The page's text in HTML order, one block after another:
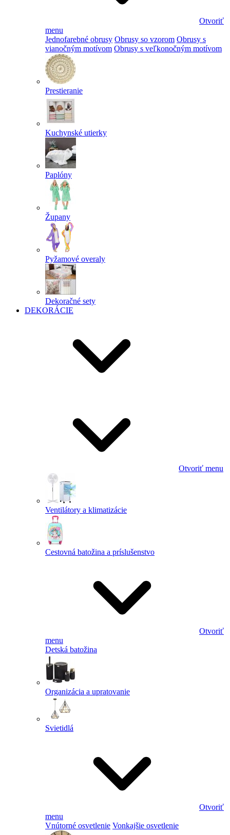
Otvoriť
menu
Jednofarebné obrusy Obrusy so vzorom Obrusy s
vianočným motívom Obrusy s veľkonočným motívom
Prestieranie
Kuchynské utierky
Paplóny
Župany
Pyžamové overaly
Dekoračné sety
DEKORÁCIE
Otvoriť menu
Ventilátory a klimatizácie
Cestovná batožina a príslušenstvo
Otvoriť
menu
Detská batožina
Organizácia a upratovanie
Svietidlá
Otvoriť
menu
Vnútorné osvetlenie Vonkajšie osvetlenie